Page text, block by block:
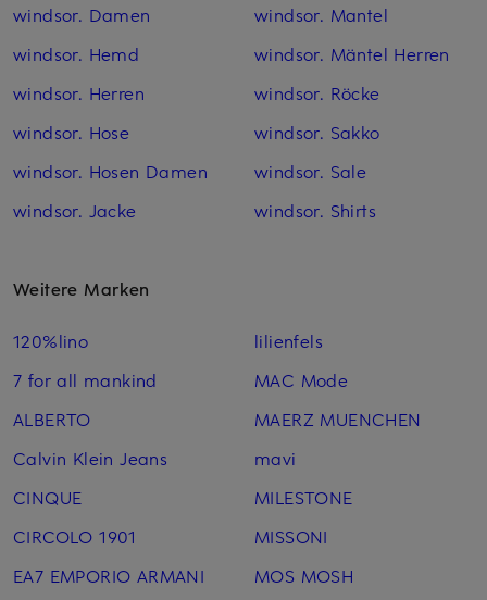
windsor. Damen
windsor. Hemd
windsor. Herren
windsor. Hose
windsor. Hosen Damen
windsor. Jacke
windsor. Mantel
windsor. Mäntel Herren
windsor. Röcke
windsor. Sakko
windsor. Sale
windsor. Shirts
Weitere Marken
120%lino
7 for all mankind
ALBERTO
Calvin Klein Jeans
CINQUE
CIRCOLO 1901
EA7 EMPORIO ARMANI
lilienfels
MAC Mode
MAERZ MUENCHEN
mavi
MILESTONE
MISSONI
MOS MOSH